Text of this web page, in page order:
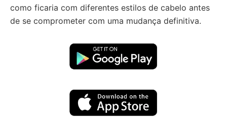
como ficaria com diferentes estilos de cabelo antes
de se comprometer com uma mudança definitiva.